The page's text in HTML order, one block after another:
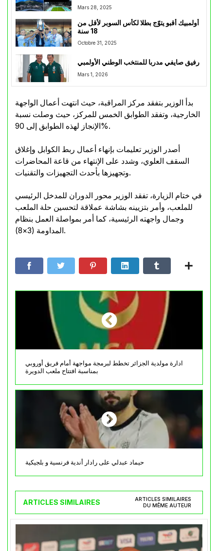
Mars 28, 2025
أولمبيك أقبو يتوّج بطلا لكأس السوبر لأقل من
18 سنة
Octobre 31, 2025
رفيق صايفي مدربا للمنتخب الوطني الأولمبي
Mars 1, 2026
بدأ الوزير بتفقد مركز المراقبة، حيث انتهت أعمال الواجهة
الخارجية، وتفقد الطوابق الخمس للمركز، حيث وصلت نسبة
الإنجاز لهذه الطوابق إلى 90%.
أصدر الوزير تعليمات بإنهاء أعمال ربط الكوابل وإغلاق
السقف العلوي، وشدد على الإنتهاء من قاعة المحاضرات
وتجهيزها بأحدث التجهيزات والتقنيات.
في ختام الزيارة، تفقد الوزير محور الدوران للمدخل الرئيسي
للملعب، وأمر بتزيينه بشاشة عملاقة لتحسين حلة الملعب
وجمال واجهته الرئيسية، كما أمر بمواصلة العمل بنظام
المداومة (3×8).
ادارة مولدية الجزائر تخطط لبرمجة مواجهة أمام فريق أوروبي
بمناسبة افتتاح ملعب الدويرة
حيماد عبدلي على رادار أندية فرنسية و بلجيكية
ARTICLES SIMILAIRES
ARTICLES SIMILAIRES
DU MÊME AUTEUR